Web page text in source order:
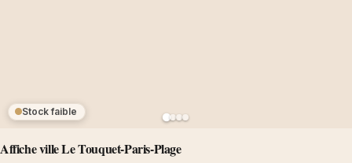
Affiche ville Le Touquet-Paris-Plage
Stock faible